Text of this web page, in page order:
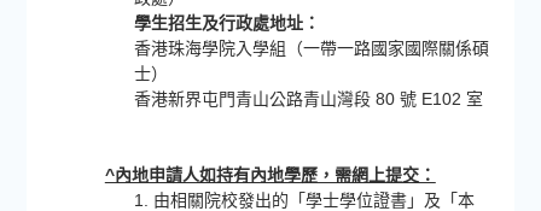
學生招生及行政處地址：
香港珠海學院入學組（一帶一路國家國際關係碩
士）
香港新界屯門青山公路青山灣段 80 號 E102 室
^內地申請人如持有內地學歷，需網上提交：
1. 由相關院校發出的「學士學位證書」及「本